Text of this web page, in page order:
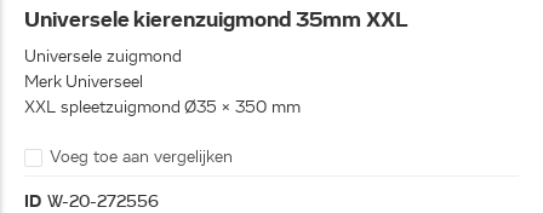
Universele kierenzuigmond 35mm XXL
Universele zuigmond
Merk Universeel
XXL spleetzuigmond Ø35 x 350 mm
Voeg toe aan vergelijken
ID W-20-272556